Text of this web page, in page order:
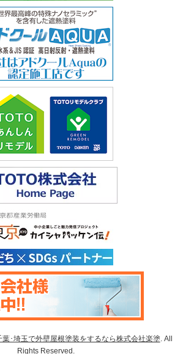
葉･埼玉で外壁屋根塗装をするなら株式会社楽塗 . All
Rights Reserved.